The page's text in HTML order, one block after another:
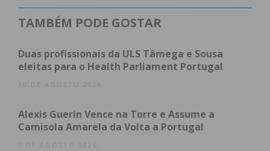
realizada em Fafe; Campeã Europeia de Quartetos
Cadetes com a equipa Rolar4Sk8Kids no
Campeonato Europeu de Show, em Saragoça em
2025; Vice-campeã da Taça da Europa em Solo
dance 2022 e 2023 realizadas na Holanda e Croácia;
Leonor é treinada por Hugo Chapouto e Fernanda
Ferreira na modalidade de Dança e por Pedro
Craveiro e Dora Cunha na modalidade de livres,
TAMBÉM PODE GOSTAR
Duas profissionais da ULS Tâmega e Sousa
eleitas para o Health Parliament Portugal
10 DE AGOSTO 2026
Alexis Guerin Vence na Torre e Assume a
Camisola Amarela da Volta a Portugal
9 DE AGOSTO 2026